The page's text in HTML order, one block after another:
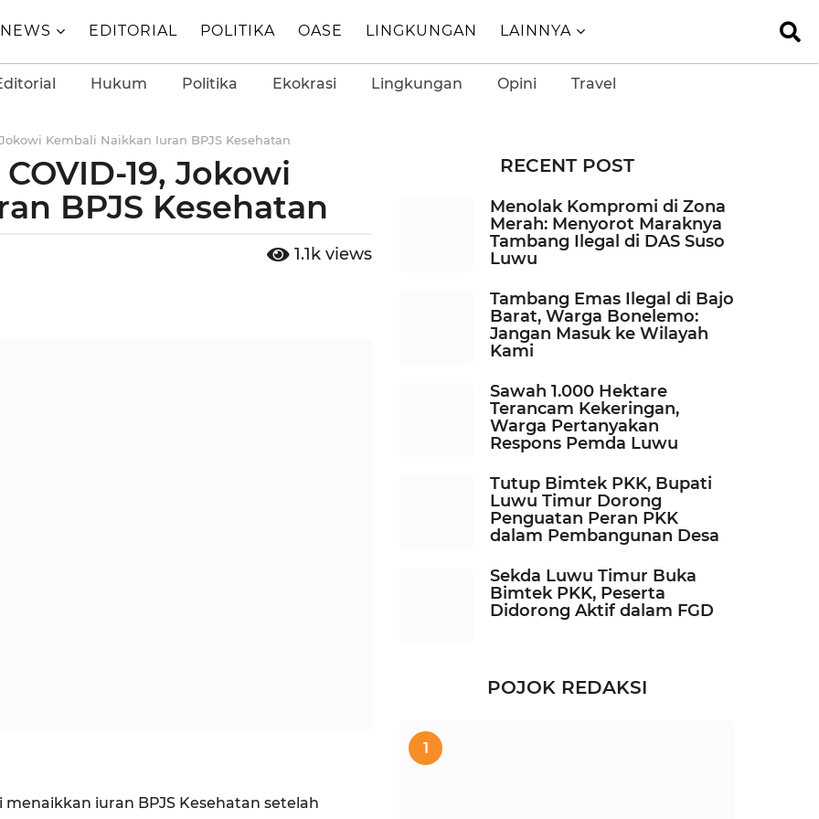
NEWS EDITORIAL POLITIKA OASE LINGKUNGAN LAINNYA
Hukum Politika Ekokrasi Lingkungan Opini Travel
Kembali Naikkan Iuran BPJS Kesehatan
19, Jokowi
BPJS Kesehatan
1.1k views
iuran BPJS Kesehatan setelah
RECENT POST
Menolak Kompromi di Zona
Merah: Menyorot Maraknya
Tambang Ilegal di DAS Suso
Luwu
Tambang Emas Ilegal di Bajo
Barat, Warga Bonelemo:
Jangan Masuk ke Wilayah
Kami
Sawah 1.000 Hektare
Terancam Kekeringan,
Warga Pertanyakan
Respons Pemda Luwu
Tutup Bimtek PKK, Bupati
Luwu Timur Dorong
Penguatan Peran PKK
dalam Pembangunan Desa
Sekda Luwu Timur Buka
Bimtek PKK, Peserta
Didorong Aktif dalam FGD
POJOK REDAKSI
1